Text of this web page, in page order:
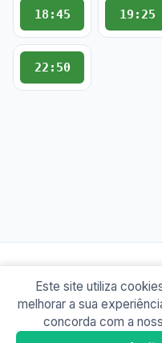
18:45 19:25
22:50
©
Sobre Contato
Este site utiliza
melhorar a sua
concorda com a